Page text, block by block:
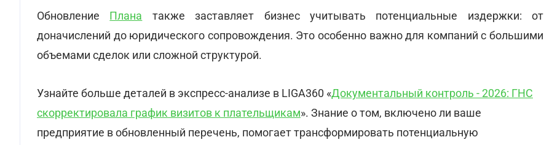
Обновление Плана также заставляет бизнес учитывать потенциальные издержки: от
доначислений до юридического сопровождения. Это особенно важно для компаний с большими
объемами сделок или сложной структурой.
Узнайте больше деталей в экспресс-анализе в LIGA360 «Документальный контроль - 2026: ГНС
скорректировала график визитов к плательщикам». Знание о том, включено ли ваше
предприятие в обновленный перечень, помогает трансформировать потенциальную